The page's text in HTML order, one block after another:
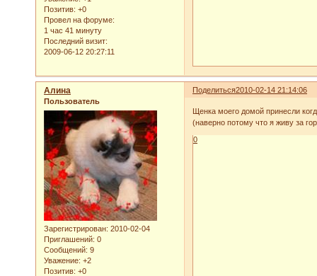
Позитив: +0
Провел на форуме:
1 час 41 минуту
Последний визит:
2009-06-12 20:27:11
Поделиться2010-02-14 21:14:06
Алина
Пользователь
Зарегистрирован: 2010-02-04
Приглашений: 0
Сообщений: 9
Уважение: +2
Позитив: +0
Щенка моего домой принесли
(наверно потому что я живу за
0